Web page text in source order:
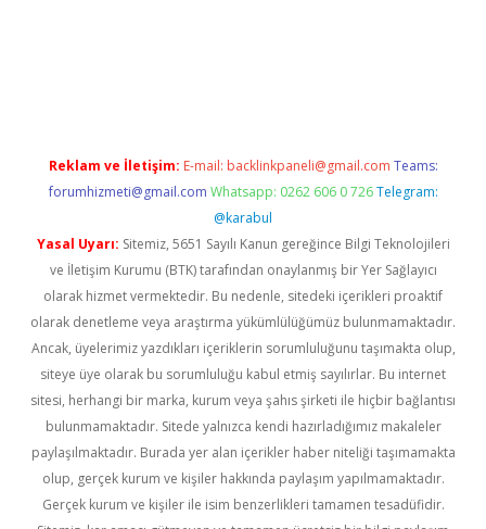
Reklam ve İletişim: E-mail: backlinkpaneli@gmail.com Teams:
forumhizmeti@gmail.com Whatsapp: 0262 606 0 726 Telegram:
@karabul
Yasal Uyarı: Sitemiz, 5651 Sayılı Kanun gereğince Bilgi Teknolojileri
ve İletişim Kurumu (BTK) tarafından onaylanmış bir Yer Sağlayıcı
olarak hizmet vermektedir. Bu nedenle, sitedeki içerikleri proaktif
olarak denetleme veya araştırma yükümlülüğümüz bulunmamaktadır.
Ancak, üyelerimiz yazdıkları içeriklerin sorumluluğunu taşımakta olup,
siteye üye olarak bu sorumluluğu kabul etmiş sayılırlar. Bu internet
sitesi, herhangi bir marka, kurum veya şahıs şirketi ile hiçbir bağlantısı
bulunmamaktadır. Sitede yalnızca kendi hazırladığımız makaleler
paylaşılmaktadır. Burada yer alan içerikler haber niteliği taşımamakta
olup, gerçek kurum ve kişiler hakkında paylaşım yapılmamaktadır.
Gerçek kurum ve kişiler ile isim benzerlikleri tamamen tesadüfidir.